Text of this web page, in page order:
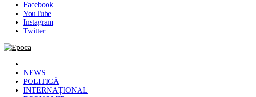
Facebook
YouTube
Instagram
Twitter
Epoca
Cele mai noi știri online din România
NEWS
POLITICĂ
INTERNAȚIONAL